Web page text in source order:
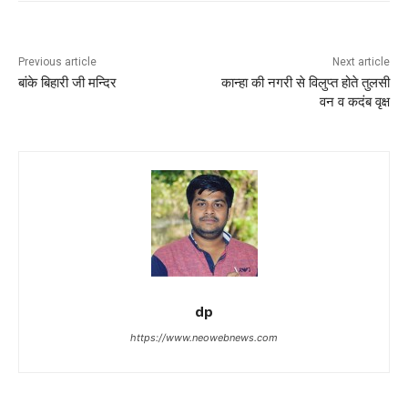
Previous article
बांके बिहारी जी मन्दिर
Next article
कान्हा की नगरी से विलुप्त होते तुलसी
वन व कदंब वृक्ष
dp
https://www.neowebnews.com